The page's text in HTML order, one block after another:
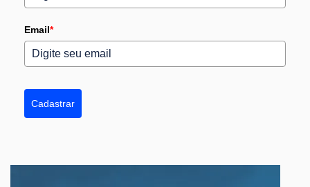
Email*
Cadastrar